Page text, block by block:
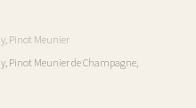
Pinot Meunier
Pinot Meunier de Champagne,